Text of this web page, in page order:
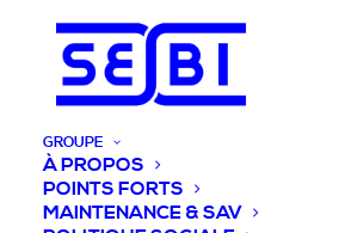
GROUPE
À PROPOS
POINTS FORTS
MAINTENANCE & SAV